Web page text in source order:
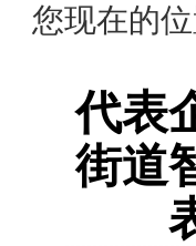
您现在的位
代表
街道